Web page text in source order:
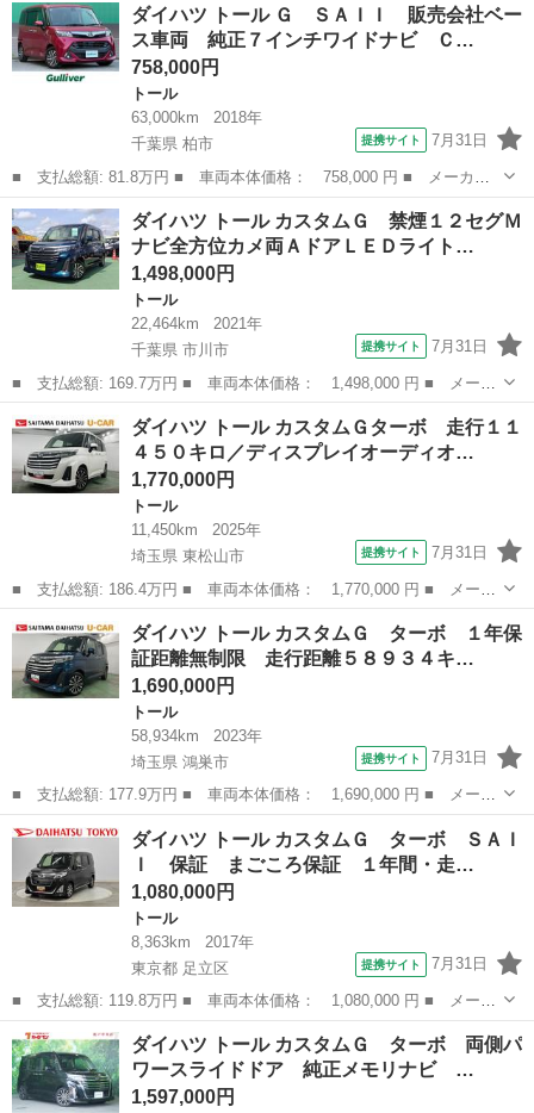
Ｇ ＳＡＩＩ 純正ナビ・クル－ズコントロ－ル 純正フルセグナ
ビ・全周囲...
ダイハツ トール Ｇ ＳＡＩＩ 販売会社ベー
ス車両 純正７インチワイドナビ Ｃ…
758,000円
トール
63,000km
2018年
千葉県 柏市
提携サイト 7月31日
■ 支払総額: 81.8万円 ■ 車両本体価格： 758,000 円 ■ メーカー
名： ダイハツ ■ 車種名： トール ■ グレード名： Ｇ ＳＡＩ
Ｉ 販売会社ベース車両 純正７インチワイドナビ ＣＤ ＤＶＤ
Ｂｌｕｅｔｏ...
千葉 柏市 トール
ダイハツ トール カスタムＧ 禁煙１２セグＭ
ナビ全方位カメ両ＡドアＬＥＤライト…
1,498,000円
トール
22,464km
2021年
千葉県 市川市
提携サイト 7月31日
■ 支払総額: 169.7万円 ■ 車両本体価格： 1,498,000 円 ■ メーカ
ー名： ダイハツ ■ 車種名： トール ■ グレード名： カスタム
Ｇ 禁煙１２セグＭナビ全方位カメ両ＡドアＬＥＤライトＥＴＣ衝突
軽 ■ ...
千葉 市川市 トール
ダイハツ トール カスタムＧターボ 走行１１
４５０キロ／ディスプレイオーディオ…
1,770,000円
トール
11,450km
2025年
埼玉県 東松山市
提携サイト 7月31日
■ 支払総額: 186.4万円 ■ 車両本体価格： 1,770,000 円 ■ メーカ
ー名： ダイハツ ■ 車種名： トール ■ グレード名： カスタム
Ｇターボ 走行１１４５０キロ／ディスプレイオーディオ １年保
証・走行距...
埼玉 東松山市 トール
ダイハツ トール カスタムＧ ターボ １年保
証距離無制限 走行距離５８９３４キ…
1,690,000円
トール
58,934km
2023年
埼玉県 鴻巣市
提携サイト 7月31日
■ 支払総額: 177.9万円 ■ 車両本体価格： 1,690,000 円 ■ メーカ
ー名： ダイハツ ■ 車種名： トール ■ グレード名： カスタム
Ｇ ターボ １年保証距離無制限 走行距離５８９３４キロ フルセ
グナビ ...
埼玉 鴻巣市 トール
ダイハツ トール カスタムＧ ターボ ＳＡＩ
Ｉ 保証 まごころ保証 １年間・走…
1,080,000円
トール
8,363km
2017年
東京都 足立区
提携サイト 7月31日
■ 支払総額: 119.8万円 ■ 車両本体価格： 1,080,000 円 ■ メーカ
ー名： ダイハツ ■ 車種名： トール ■ グレード名： カスタム
Ｇ ターボ ＳＡＩＩ 保証 まごころ保証 １年間・走行距離無制
限付き・...
東京 足立区 トール
ダイハツ トール カスタムＧ ターボ 両側パ
ワースライドドア 純正メモリナビ …
1,597,000円